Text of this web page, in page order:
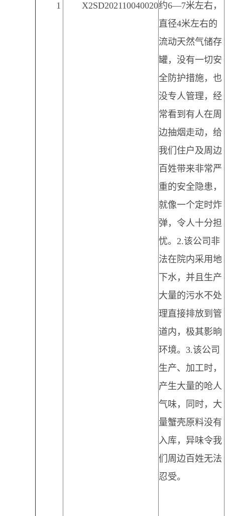
1 X2SD202110040020约6—7米左右，
直径4米左右的
流动天然气储存
罐，没有一切安
全防护措施，也
没专人管理，经
常看到有人在周
边抽烟走动，给
我们住户及周边
百姓带来非常严
重的安全隐患，
就像一个定时炸
弹，令人十分担
忧。2.该公司非
法在院内采用地
下水，并且生产
大量的污水不处
理直接排放到管
道内，极其影晌
环境。3.该公司
生产、加工时，
产生大量的呛人
气味，同时，大
量蟹壳原料没有
入库，异味令我
们周边百姓无法
忍受。